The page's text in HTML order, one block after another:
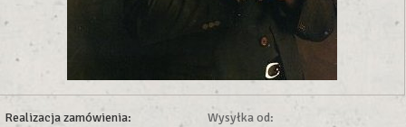
Realizacja zamówienia:
Wysyłka od: